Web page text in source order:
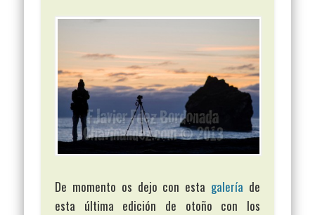
De momento os dejo con esta galería de
esta última edición de otoño con los